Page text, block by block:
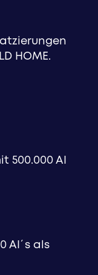
HOME.
500.000 AI
AI´s als